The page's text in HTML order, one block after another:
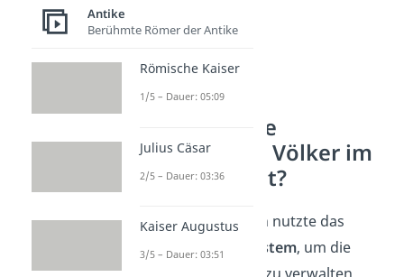
Wie wurden die
verschiedenen Völker im
Reich verwaltet?
Das Osmanische Reich nutzte das
sogenannte
Millet-System, um die
Antike
Berühmte Römer der Antike
Römische Kaiser
1/5 – Dauer: 05:09
Julius Cäsar
2/5 – Dauer: 03:36
Kaiser Augustus
3/5 – Dauer: 03:51